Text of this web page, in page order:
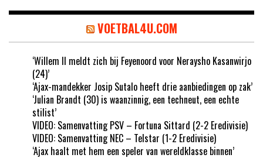
VOETBAL4U.COM
‘Willem II meldt zich bij Feyenoord voor Neraysho Kasanwirjo
(24)’
‘Ajax-mandekker Josip Sutalo heeft drie aanbiedingen op zak’
‘Julian Brandt (30) is waanzinnig, een techneut, een echte
stilist’
VIDEO: Samenvatting PSV – Fortuna Sittard (2-2 Eredivisie)
VIDEO: Samenvatting NEC – Telstar (1-2 Eredivisie)
‘Ajax haalt met hem een speler van wereldklasse binnen’